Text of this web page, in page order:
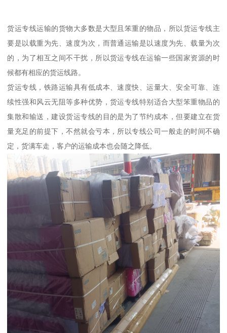
货运专线运输的货物大多数是大型且笨重的物品，所以货运专线主
要是以载重为先、速度为次，而普通运输是以速度为先、载量为次
的，为了相互之间不干扰，所以货运专线在运输一些国家资源的时
候都有相应的货运线路。
货运专线，铁路运输具有低成本、速度快、运量大、安全可靠、连
续性强和风云无阻等多种优势，货运专线特别适合大型笨重物品的
集散和输送，建设货运专线的目的是为了节约成本，但要建立在货
量充足的前提下，不然就会亏本，所以专线公司一般走的时间不确
定，货满车走，客户的运输成本也会随之降低。